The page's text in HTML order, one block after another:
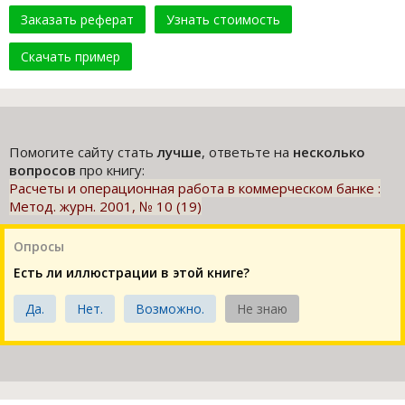
Заказать реферат Узнать стоимость
Скачать пример
Помогите сайту статьлучше, ответьте на несколько
вопросов про книгу:
Расчеты и операционная работа в коммерческом банке :
Метод. журн. 2001, № 10 (19)
Опросы
Есть ли иллюстрации в этой книге?
Да. Нет. Возможно. Не знаю